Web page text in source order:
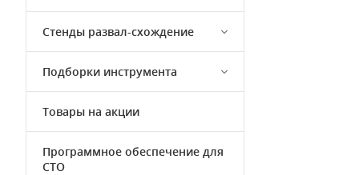
Стенды развал-схождение
Подборки инструмента
Товары на акции
Программное обеспечение для
СТО